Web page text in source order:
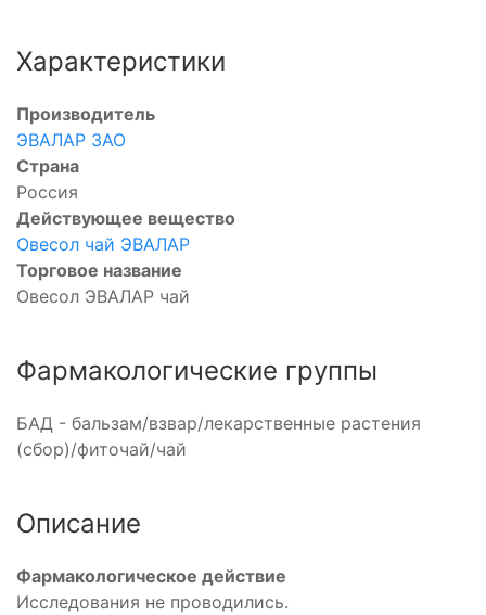
Характеристики
Производитель
ЭВАЛАР ЗАО
Страна
Россия
Действующее вещество
Овесол чай ЭВАЛАР
Торговое название
Овесол ЭВАЛАР чай
Фармакологические группы
БАД - бальзам/взвар/лекарственные растения
(сбор)/фиточай/чай
Описание
Фармакологическое действие
Исследования не проводились.